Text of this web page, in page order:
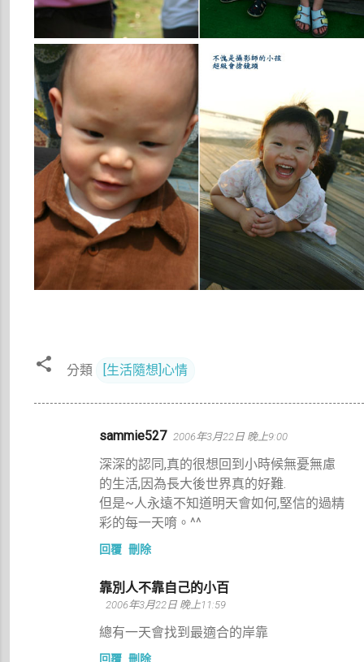
分類 [生活隨想]心情
sammie527 2006年3月22日 晚上9:00
深深的認同,真的很想回到小時候無憂無慮
的生活,因為長大後世界真的好難.
但是~人永遠不知道明天會如何,堅信的過精
彩的每一天唷。^^
回覆 刪除
靠別人不靠自己的小百
2006年3月22日 晚上11:59
總有一天會找到最適合的岸靠
回覆 刪除